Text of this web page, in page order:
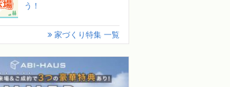
う！
家づくり特集 一覧